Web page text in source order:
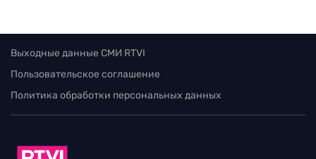
Выходные данные СМИ RTVI
Пользовательское соглашение
Политика обработки персональных данных